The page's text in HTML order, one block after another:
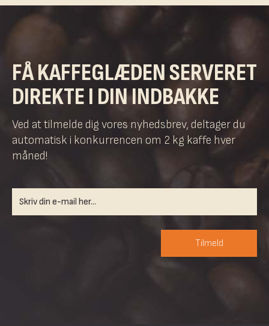
FÅ KAFFEGLÆDEN SERVERET
DIREKTE I DIN INDBAKKE
Ved at tilmelde dig vores nyhedsbrev, deltager du
automatisk i konkurrencen om 2 kg kaffe hver
måned!
Tilmeld